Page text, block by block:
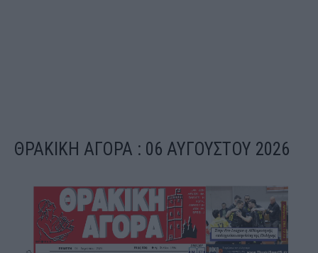
ΘΡΑΚΙΚΗ ΑΓΟΡΑ : 06 ΑΥΓΟΥΣΤΟΥ 2026